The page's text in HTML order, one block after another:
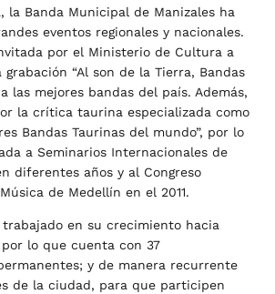
la Banda Municipal de Manizales ha
eventos regionales y nacionales.
por el Ministerio de Cultura a
“Al son de la Tierra, Bandas
las mejores bandas del país. Además,
la crítica taurina especializada como
Bandas Taurinas del mundo”, por lo
a Seminarios Internacionales de
diferentes años y al Congreso
de Medellín en el 2011.
trabajado en su crecimiento hacia
lo que cuenta con 37
y de manera recurrente
de la ciudad, para que participen